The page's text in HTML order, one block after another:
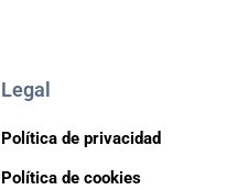
Legal
Política de privacidad
Política de cookies